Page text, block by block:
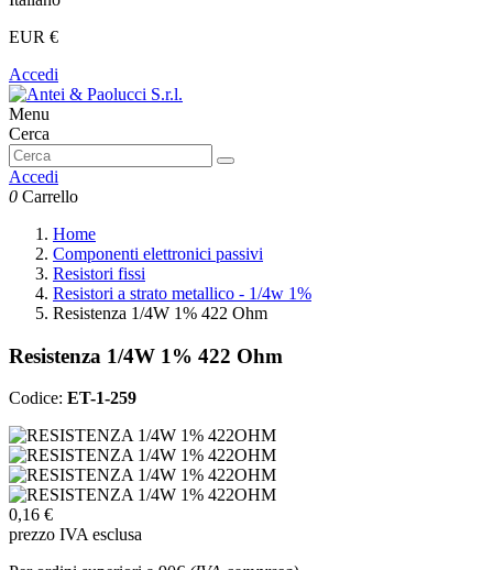
EUR €
Accedi
Menu
Cerca
Accedi
0 Carrello
Home
Componenti elettronici passivi
Resistori fissi
Resistori a strato metallico - 1/4w 1%
Resistenza 1/4W 1% 422 Ohm
Resistenza 1/4W 1% 422 Ohm
Codice: ET-1-259
0,16 €
prezzo IVA esclusa